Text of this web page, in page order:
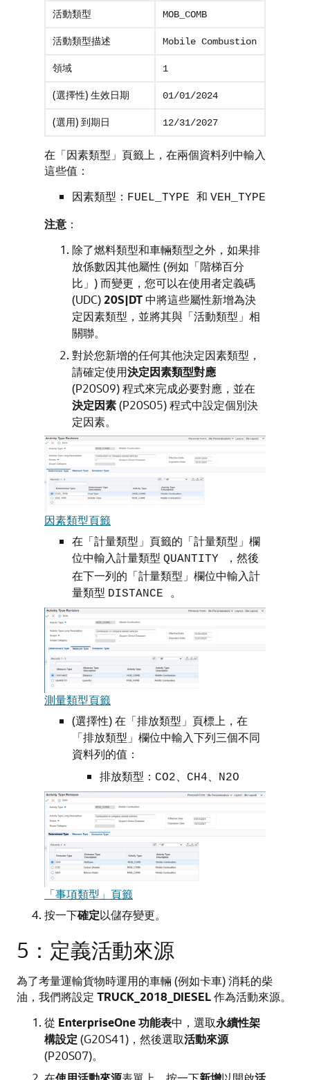
活動類型 MOB_COMB
活動類型描述 Mobile Combustion
領域 1
(選擇性) 生效日期 01/01/2024
(選用) 到期日 12/31/2027
在「因素類型」頁籤上，在兩個資料列中輸入
這些值：
因素類型： FUEL_TYPE 和 VEH_TYPE
注意 ：
除了燃料類型和車輛類型之外，如果排
放係數因其他屬性 (例如「階梯百分
比」) 而變更，您可以在使用者定義碼
(UDC) 20S|DT中將這些屬性新增為決
定因素類型，並將其與「活動類型」相
關聯。
對於您新增的任何其他決定因素類型，
請確定使用決定因素類型對應
(P20S09) 程式來完成必要對應，並在
決定因素(P20S05) 程式中設定個別決
定因素。
因素類型頁籤
在「計量類型」頁籤的「計量類型」欄
位中輸入計量類型 QUANTITY
，然後
在下一列的「計量類型」欄位中輸入計
量類型 DISTANCE 。
測量類型頁籤
(選擇性) 在「排放類型」頁標上，在
「排放類型」欄位中輸入下列三個不同
資料列的值：
排放類型： CO2 CH4 N2O
「事項類型」頁籤
按一下確定以儲存變更。
5：定義活動來源
為了考量運輸貨物時運用的車輛 (例如卡車) 消耗的柴
油，我們將設定 TRUCK_2018_DIESEL作為活動來源。
從 EnterpriseOne 功能表中，選取永續性架
構設定 (G20S41)，然後選取活動來源
(P20S07)。